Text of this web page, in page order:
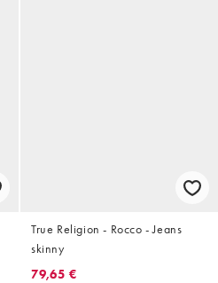
True Religion - Rocco - Jeans
skinny
79,65 €